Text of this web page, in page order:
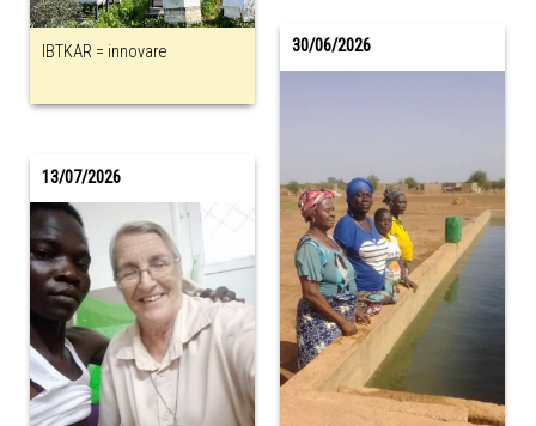
IBTKAR = innovare
13/07/2026
30/06/2026